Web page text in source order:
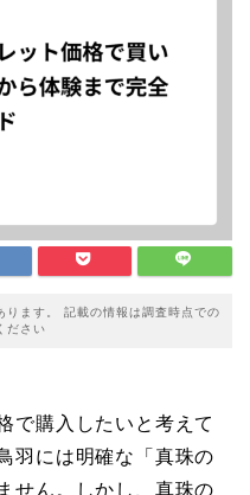
ります。 記載の情報は調査時点での
ださい
で購入したいと考えて
羽には明確な「真珠の
せん。しかし、真珠の